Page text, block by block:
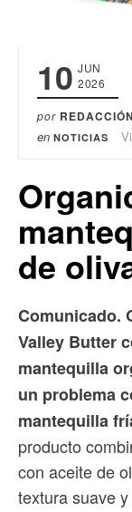
10 JUN
2026
por
en NOTICIAS
de
Comunicado.
Valley Butter
mantequilla
un problema
mantequilla
producto
con aceite de
textura suave